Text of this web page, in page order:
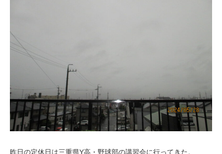
昨日の定休日は三重県Y高・野球部の講習会に行ってきた。